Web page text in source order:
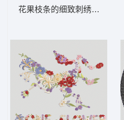
花果枝条的细致刺绣 绳绣 桃子